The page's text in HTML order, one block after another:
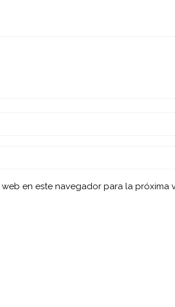
en este navegador para la próxima